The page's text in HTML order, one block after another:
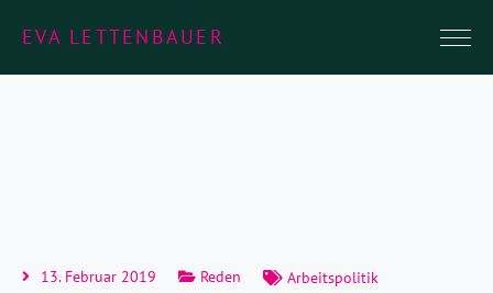
EVA LETTENBAUER
13. Februar 2019 Reden Arbeitspolitik